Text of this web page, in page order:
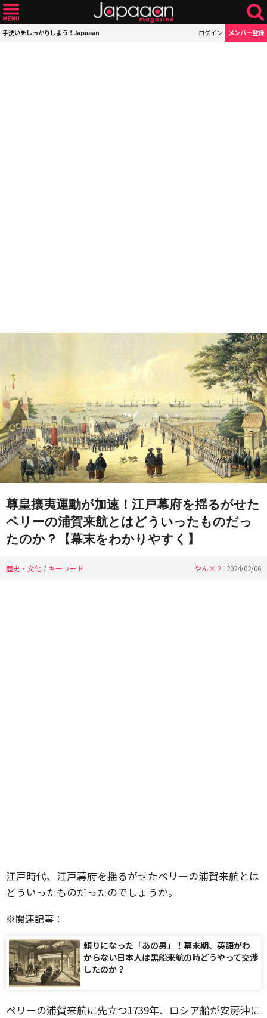
手洗いをしっかりしよう！Japaaan ログイン メンバー登録
尊皇攘夷運動が加速！江戸幕府を揺るがせた
ペリーの浦賀来航とはどういったものだっ
たのか？【幕末をわかりやすく】
歴史・文化 / キーワード やん×２ 2024/02/06
江戸時代、江戸幕府を揺るがせたペリーの浦賀来航とは
どういったものだったのでしょうか。
※関連記事：
頼りになった「あの男」！幕末期、英語がわ
からない日本人は黒船来航の時どうやって交渉
したのか？
ペリーの浦賀来航に先立つ1739年、ロシア船が安房沖に